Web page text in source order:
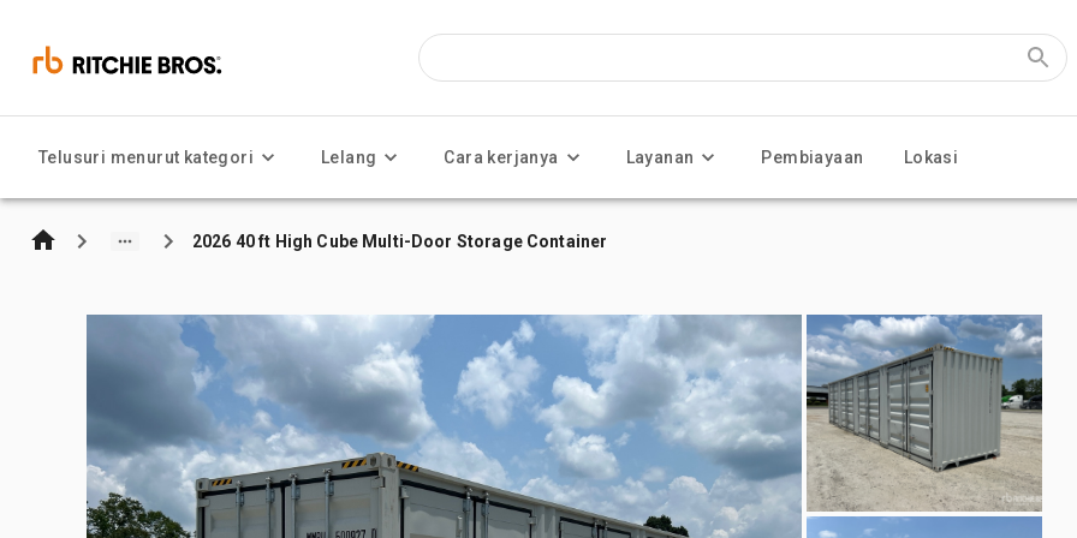
Telusuri menurut kategori Lelang Cara kerjanya Layanan Pembiayaan Lokasi
2026 40 ft High Cube Multi-Door Storage Container